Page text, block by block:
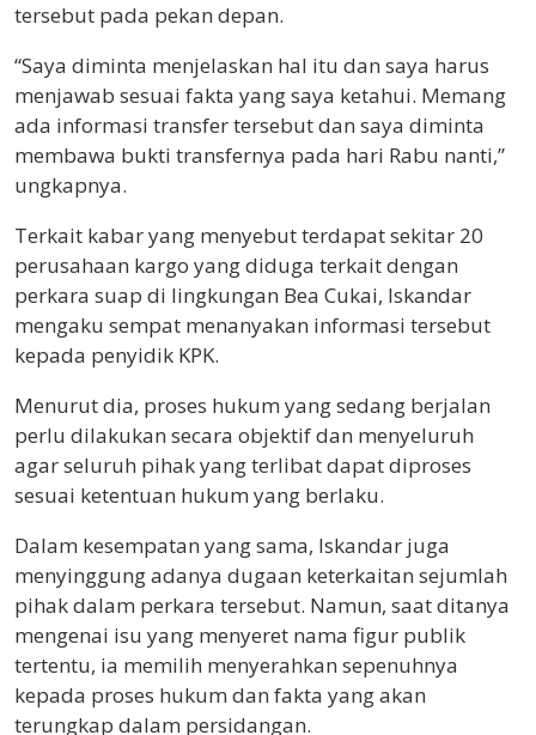
tersebut pada pekan depan.
“Saya diminta menjelaskan hal itu dan saya harus
menjawab sesuai fakta yang saya ketahui. Memang
ada informasi transfer tersebut dan saya diminta
membawa bukti transfernya pada hari Rabu nanti,”
ungkapnya.
Terkait kabar yang menyebut terdapat sekitar 20
perusahaan kargo yang diduga terkait dengan
perkara suap di lingkungan Bea Cukai, Iskandar
mengaku sempat menanyakan informasi tersebut
kepada penyidik KPK.
Menurut dia, proses hukum yang sedang berjalan
perlu dilakukan secara objektif dan menyeluruh
agar seluruh pihak yang terlibat dapat diproses
sesuai ketentuan hukum yang berlaku.
Dalam kesempatan yang sama, Iskandar juga
menyinggung adanya dugaan keterkaitan sejumlah
pihak dalam perkara tersebut. Namun, saat ditanya
mengenai isu yang menyeret nama figur publik
tertentu, ia memilih menyerahkan sepenuhnya
kepada proses hukum dan fakta yang akan
terungkap dalam persidangan.